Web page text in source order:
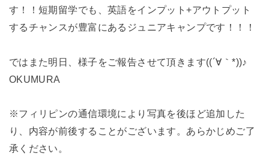
す！！短期留学でも、英語をインプット+アウトプット
するチャンスが豊富にあるジュニアキャンプです！！！
ではまた明日、様子をご報告させて頂きます((´∀｀*))♪
OKUMURA
※フィリピンの通信環境により写真を後ほど追加した
り、内容が前後することがございます。あらかじめご了
承ください。